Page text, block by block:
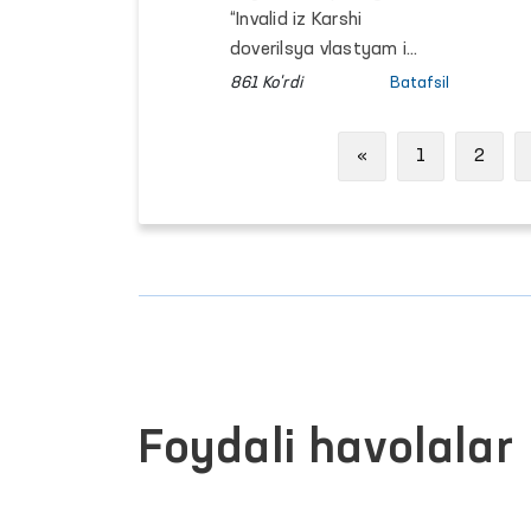
yuzasidan o‘rganish
yakunlandi
“Invalid iz Karshi
doverilsya vlastyam i
ostalsya bez jilya i
861 Ko'rdi Batafsil
« Previous
1 2
Foydali havolalar